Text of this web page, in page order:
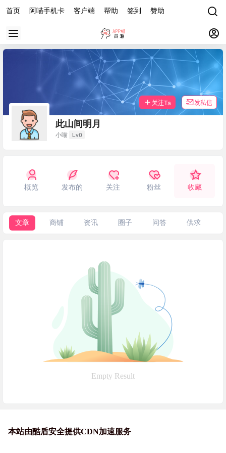
首页 阿喵手机卡 客户端 帮助 签到 赞助
此山间明月
小喵 Lv0
关注Ta 发私信
概览 发布的 关注 粉丝 收藏
文章 商铺 资讯 圈子 问答 供求
Empty Result
本站由酷盾安全提供CDN加速服务